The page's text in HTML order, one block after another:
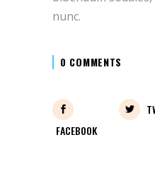
nunc.
0 COMMENTS
FACEBOOK